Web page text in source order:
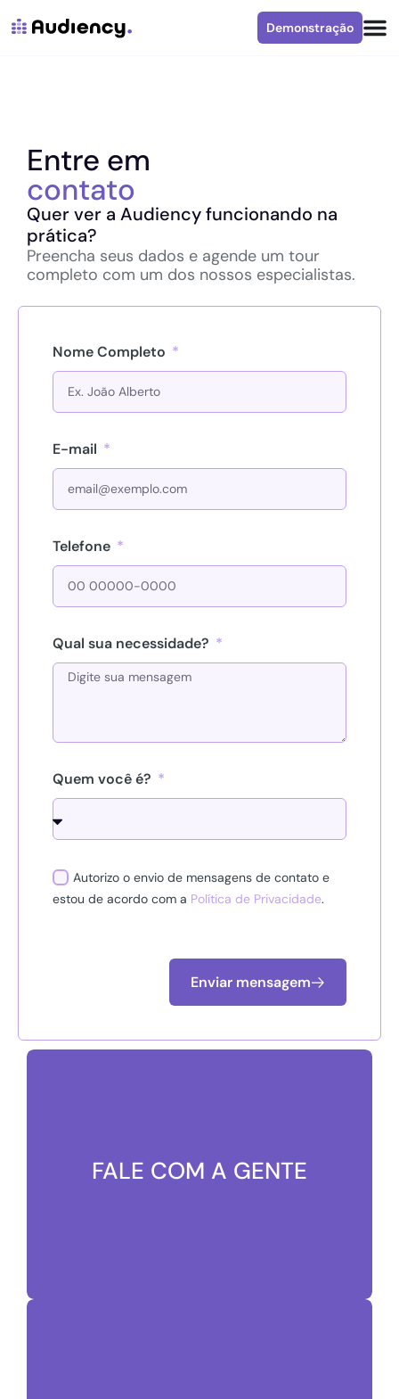
Demonstração
contato
Quer ver a Audiency funcionando na
prática?
Preencha seus dados e agende um tour
completo com um dos nossos especialistas.
Nome Completo
E-mail
Telefone
Qual sua necessidade?
Quem você é?
Autorizo o envio de mensagens de contato e
estou de acordo com a Política de Privacidade.
Enviar mensagem
FALE COM A GENTE